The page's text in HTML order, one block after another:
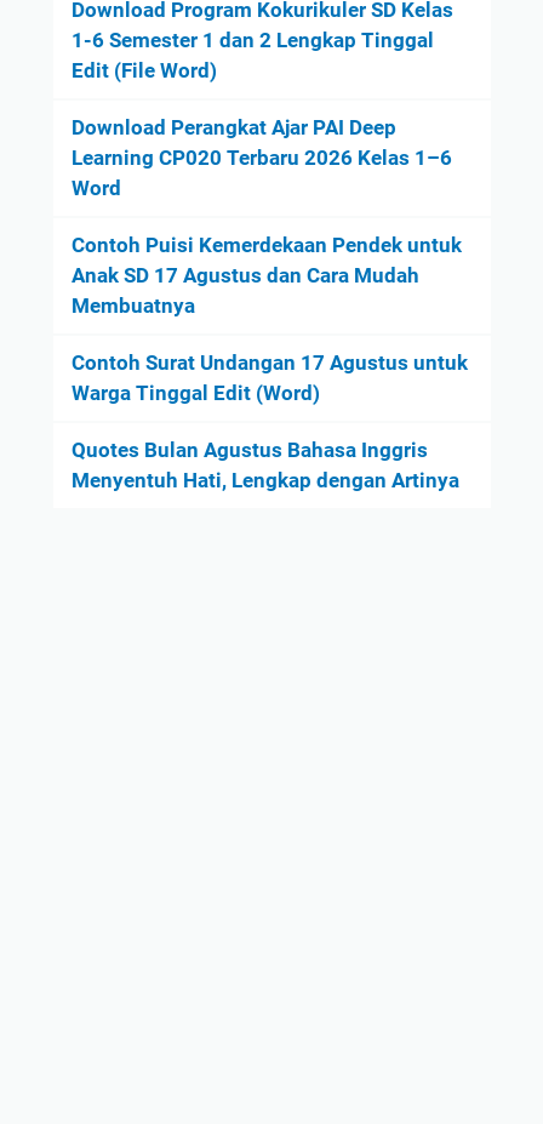
Download Program Kokurikuler SD Kelas
1-6 Semester 1 dan 2 Lengkap Tinggal
Edit (File Word)
Download Perangkat Ajar PAI Deep
Learning CP020 Terbaru 2026 Kelas 1–6
Word
Contoh Puisi Kemerdekaan Pendek untuk
Anak SD 17 Agustus dan Cara Mudah
Membuatnya
Contoh Surat Undangan 17 Agustus untuk
Warga Tinggal Edit (Word)
Quotes Bulan Agustus Bahasa Inggris
Menyentuh Hati, Lengkap dengan Artinya